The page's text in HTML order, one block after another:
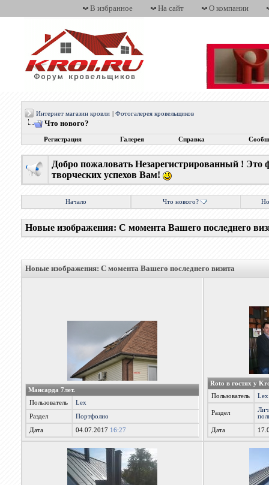
В избранное На сайт О компании
Интернет магазин кровли Фотогалерея кровельщиков
Что нового?
Регистрация Галерея Справка
Добро пожаловать Незарегистрированный !
творческих успехов Вам!
Начало Что нового?
Новые изображения: С момента Вашего последнего
Новые изображения: С момента Вашего последнего визита
Мансарда 7лет.
Пользователь
Lex
Раздел Портфолио
Дата 04.07.2017 16:27
Roto в гостях у
Пользователь
Lex
Раздел
Дата